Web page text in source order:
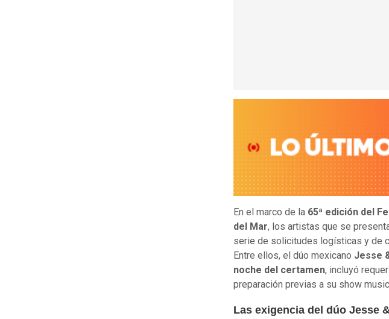
En el marco de la 65ª edición del
del Mar, los artistas que se
serie de solicitudes logísticas y de
Entre ellos, el dúo mexicano Jesse
noche del certamen, incluyó
preparación previas a su show
Las exigencia del dúo Jesse